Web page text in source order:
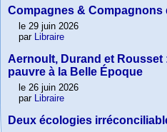
Compagnes & Compagnons
le 29 juin 2026
par Libraire
Aernoult, Durand et
pauvre à la Belle Époque
le 26 juin 2026
par Libraire
Deux écologies